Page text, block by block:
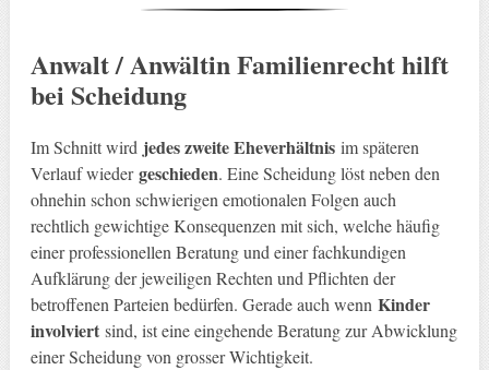
Anwalt / Anwältin Familienrecht hilft
bei Scheidung
Im Schnitt wird jedes zweite Eheverhältnisim späteren
Verlauf wiedergeschieden. Eine Scheidung löst neben den
ohnehin schon schwierigen emotionalen Folgen auch
rechtlich gewichtige Konsequenzen mit sich, welche häufig
einer professionellen Beratung und einer fachkundigen
Aufklärung der jeweiligen Rechten und Pflichten der
betroffenen Parteien bedürfen. Gerade auch wenn Kinder
involviertsind, ist eine eingehende Beratung zur Abwicklung
einer Scheidung von grosser Wichtigkeit.